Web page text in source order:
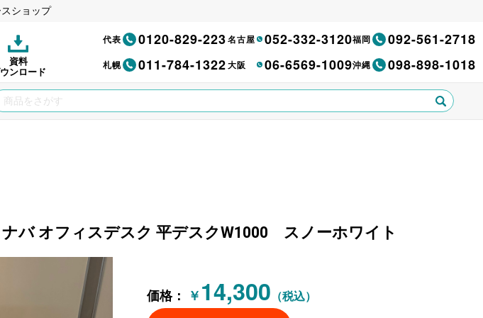
ショップ
資料
ンロード
代表 0120-829-223名古屋 052-332-3120福岡 092-561-2718
札幌 011-784-1322大阪 06-6569-1009沖縄 098-898-1018
ナバ オフィスデスク 平デスクW1000 スノーホワイト
価格： ￥ 14,300 （税込）